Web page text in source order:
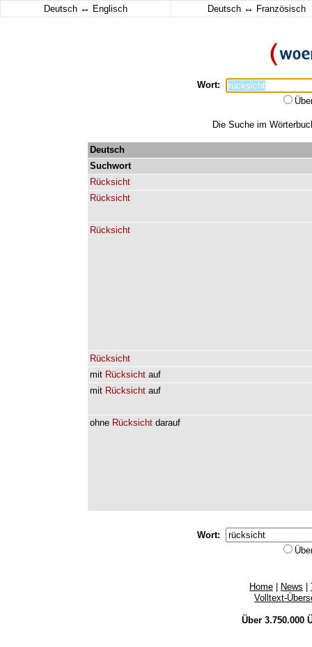
Deutsch ↔ Englisch Deutsch ↔ Französisch
Wort:
Die Suche im
Deutsch
Suchwort
Rücksicht
Rücksicht
Rücksicht
Rücksicht
mit Rücksicht auf
mit Rücksicht auf
ohne Rücksicht darauf
Wort:
Home News
Volltext-
Über 3.750.000